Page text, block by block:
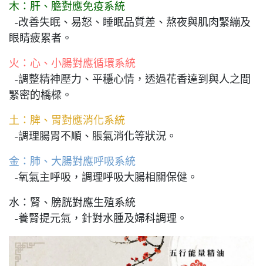
木：肝、膽對應免疫系統
-改善失眠、易怒、睡眠品質差、熬夜與肌肉緊繃及
眼睛疲累者。
火：心、小腸對應循環系統
-調整精神壓力、平穩心情，透過花香達到與人之間
緊密的橋樑。
土：脾、胃對應消化系統
-調理腸胃不順、脹氣消化等狀況。
金：肺、大腸對應呼吸系統
-氧氣主呼吸，調理呼吸大腸相關保健。
水：腎、膀胱對應生殖系統
-養腎提元氣，針對水腫及婦科調理。